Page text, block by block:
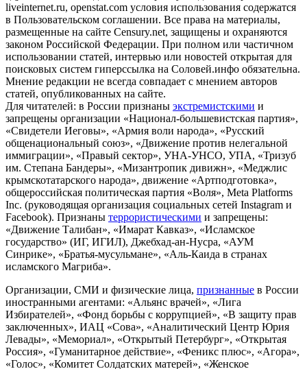
liveinternet.ru, openstat.com условия использования содержатся
в Пользовательском соглашении. Все права на материалы,
размещенные на сайте Censury.net, защищены и охраняются
законом Российской Федерации. При полном или частичном
использовании статей, интервью или новостей открытая для
поисковых систем гиперссылка на Соловей.инфо обязательна.
Мнение редакции не всегда совпадает с мнением авторов
статей, опубликованных на сайте.
Для читателей: в России признаны экстремистскими и
запрещены организации «Национал-большевистская партия»,
«Свидетели Иеговы», «Армия воли народа», «Русский
общенациональный союз», «Движение против нелегальной
иммиграции», «Правый сектор», УНА-УНСО, УПА, «Тризуб
им. Степана Бандеры», «Мизантропик дивижн», «Меджлис
крымскотатарского народа», движение «Артподготовка»,
общероссийская политическая партия «Воля», Meta Platforms
Inc. (руководящая организация социальных сетей Instagram и
Facebook). Признаны террористическими и запрещены:
«Движение Талибан», «Имарат Кавказ», «Исламское
государство» (ИГ, ИГИЛ), Джебхад-ан-Нусра, «АУМ
Синрике», «Братья-мусульмане», «Аль-Каида в странах
исламского Магриба».
Организации, СМИ и физические лица, признанные в России
иностранными агентами: «Альянс врачей», «Лига
Избирателей», «Фонд борьбы с коррупцией», «В защиту прав
заключенных», ИАЦ «Сова», «Аналитический Центр Юрия
Левады», «Мемориал», «Открытый Петербург», «Открытая
Россия», «Гуманитарное действие», «Феникс плюс», «Агора»,
«Голос», «Комитет Солдатских матерей», «Женское